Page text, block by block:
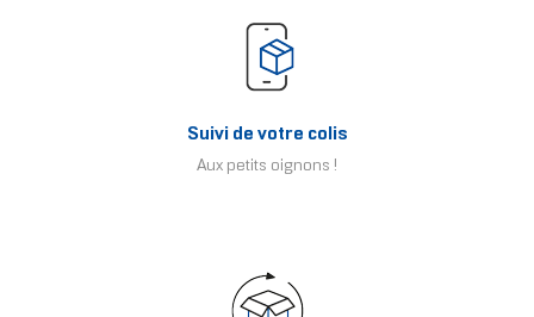
Suivi de votre colis
Aux petits oignons !